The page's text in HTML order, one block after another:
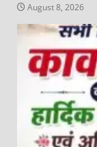
August 8, 2026